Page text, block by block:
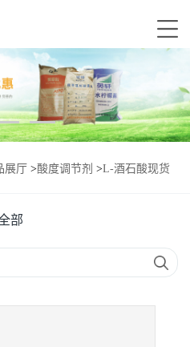
展厅 >酸度调节剂 >L-酒石酸现货
部